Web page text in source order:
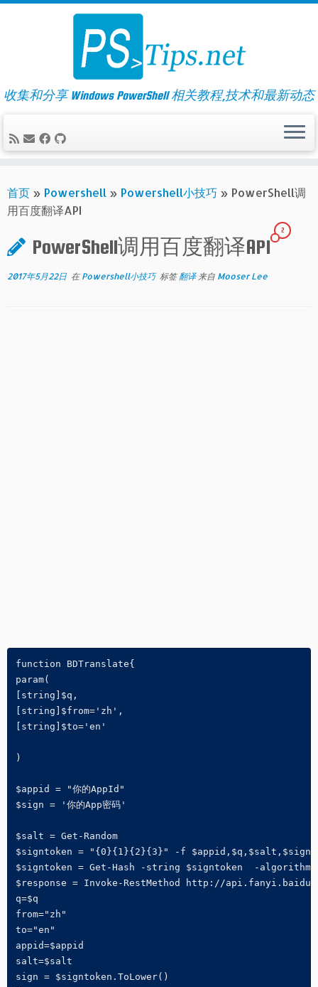
Skip
收集和分享 Windows PowerShell 相关教程,技术和最新动态
首页 » Powershell » Powershell小技巧 » PowerShell调
用百度翻译API
PowerShell调用百度翻译API
2
2017年5月22日 在 Powershell小技巧 标签翻译 来自 Mooser Lee
function BDTranslate{
param(
[string]$q,
[string]$from='zh',
[string]$to='en'
)
$appid = "你的AppId"
$sign = '你的App密码'
$salt = Get-Random
$signtoken = "{0}{1}{2}{3}" -f $appid,$q,$salt,$sign
$signtoken = Get-Hash -string $signtoken  -algorithm
$response = Invoke-RestMethod http://
q=$q
from="zh"
to="en"
appid=$appid
salt=$salt
sign = $signtoken.ToLower()